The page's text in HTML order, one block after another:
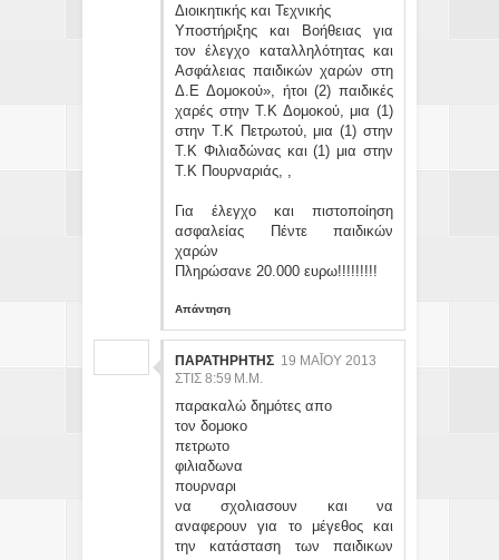
Διοικητικής και Τεχνικής
Υποστήριξης και Βοήθειας για
τον έλεγχο καταλληλότητας και
Ασφάλειας παιδικών χαρών στη
Δ.Ε Δομοκού», ήτοι (2) παιδικές
χαρές στην Τ.Κ Δομοκού, μια (1)
στην Τ.Κ Πετρωτού, μια (1) στην
Τ.Κ Φιλιαδώνας και (1) μια στην
Τ.Κ Πουρναριάς, ,
Για έλεγχο και πιστοποίηση
ασφαλείας Πέντε παιδικών
χαρών
Πληρώσανε 20.000 ευρω!!!!!!!!!
Απάντηση
ΠΑΡΑΤΗΡΗΤΗΣ 19 ΜΑΪ́ΟΥ 2013 ΣΤ
ΙΣ 8:59 Μ.Μ.
παρακαλώ δημότες απο
τον δομοκο
πετρωτο
φιλιαδωνα
πουρναρι
να σχολιασουν και να
αναφερουν για το μέγεθος και
την κατάσταση των παιδικων